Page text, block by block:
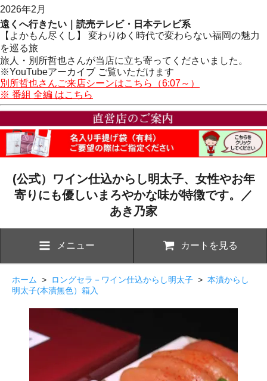
2026年2月
遠くへ行きたい｜読売テレビ・日本テレビ系
【よかもん尽くし】 変わりゆく時代で変わらない福岡の魅力
を巡る旅
旅人・別所哲也さんが当店に立ち寄ってくださいました。
※YouTubeアーカイブ ご覧いただけます
別所哲也さんご来店シーンはこちら（6:07～）
※ 番組 全編 はこちら
(公式）ワイン仕込からし明太子、女性やお年
寄りにも優しいまろやかな味が特徴です。／
あき乃家
メニュー カートを見る
ホーム > ロングセラ－ワイン仕込からし明太子 > 本漬からし
明太子(本漬無色）箱入